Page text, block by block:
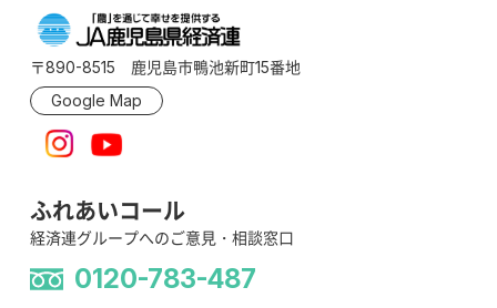
〒890-8515 鹿児島市鴨池新町15番地
Google Map
ふれあいコール
経済連グループへのご意見・相談窓口
0120-783-487